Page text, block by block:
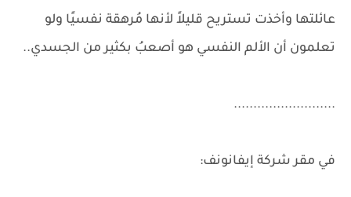
عائلتها وأخذت تستريح قليلاً لأنها مُرهقة نفسيًا ولو
تعلمون أن الألم النفسي هو أصعبُ بكثير من الجسدي..
..........................
في مقر شركة إيفانونف: